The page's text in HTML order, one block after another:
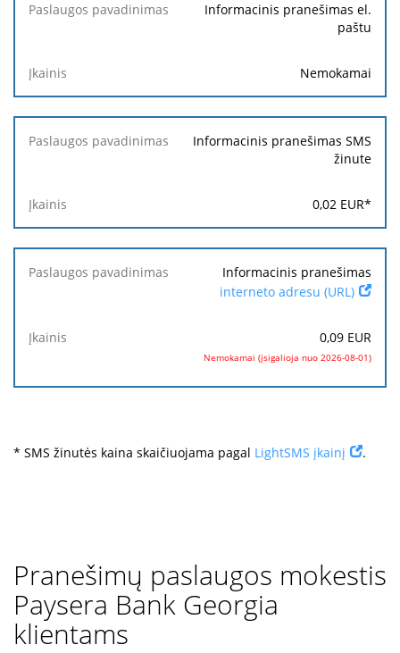
Informacinis pranešimas el.
paštu
Nemokamai
Informacinis pranešimas SMS
žinute
0,02 EUR*
Informacinis pranešimas
interneto adresu (URL)
0,09 EUR
Nemokamai (įsigalioja nuo 2026-08-01)
* SMS žinutės kaina skaičiuojama pagal LightSMS įkainį .
Pranešimų paslaugos mokestis
Paysera Bank Georgia
klientams